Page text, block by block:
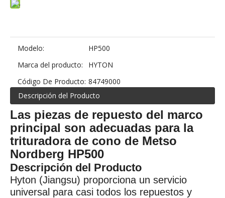
Modelo:
HP500
Marca del producto:
HYTON
Código De Producto: 84749000
Descripción del Producto
Las piezas de repuesto del marco
principal son adecuadas para la
trituradora de cono de Metso
Nordberg HP500
Descripción del Producto
Hyton (Jiangsu) proporciona un servicio
universal para casi todos los repuestos y